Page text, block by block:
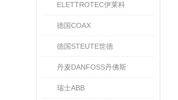
ELETTROTEC伊莱科
德国COAX
德国STEUTE世德
丹麦DANFOSS丹佛斯
瑞士ABB